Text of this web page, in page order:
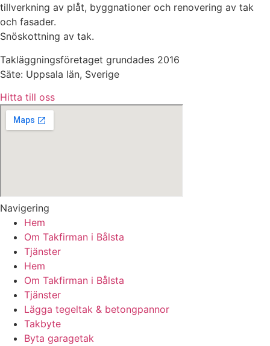
tillverkning av plåt, byggnationer och renovering av tak
och fasader.
Snöskottning av tak.
Takläggningsföretaget grundades 2016
Säte: Uppsala län, Sverige
Hitta till oss
Navigering
Hem
Om Takfirman i Bålsta
Tjänster
Hem
Om Takfirman i Bålsta
Tjänster
Lägga tegeltak & betongpannor
Takbyte
Byta garagetak